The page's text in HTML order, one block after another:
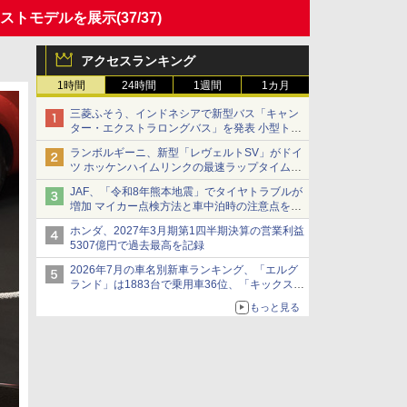
トモデルを展示(37/37)
アクセスランキング
1時間 24時間 1週間 1カ月
三菱ふそう、インドネシアで新型バス「キャン
ター・エクストラロングバス」を発表 小型トラ
ックベースの観光・旅客輸送向けバス
ランボルギーニ、新型「レヴェルトSV」がドイ
ツ ホッケンハイムリンクの最速ラップタイムを
記録
JAF、「令和8年熊本地震」でタイヤトラブルが
増加 マイカー点検方法と車中泊時の注意点を呼
びかけ
ホンダ、2027年3月期第1四半期決算の営業利益
5307億円で過去最高を記録
2026年7月の車名別新車ランキング、「エルグ
ランド」は1883台で乗用車36位、「キックス」
もっと見る